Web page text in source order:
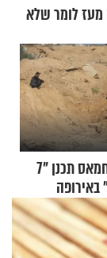
לומר שלא
דיווח בשוויץ: חמאס תכנן "7
באירופה